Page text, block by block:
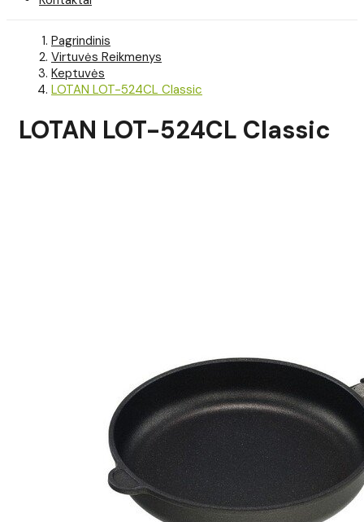
Pagrindinis
Virtuvės Reikmenys
Keptuvės
LOTAN LOT-524CL Classic
LOTAN LOT-524CL Classic